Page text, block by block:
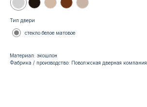
Тип двери
стекло белое матовое
Материал: экошпон
Фабрика / производство: Поволжская дверная компания